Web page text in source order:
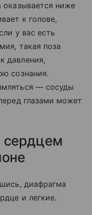
оказывается ниже
к голове,
у вас есть
такая поза
давления,
сознания.
— сосуды
глазами может
сердцем
диафрагма
и легкие.